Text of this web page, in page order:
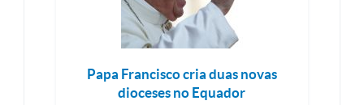
Papa Francisco cria duas novas
dioceses no Equador